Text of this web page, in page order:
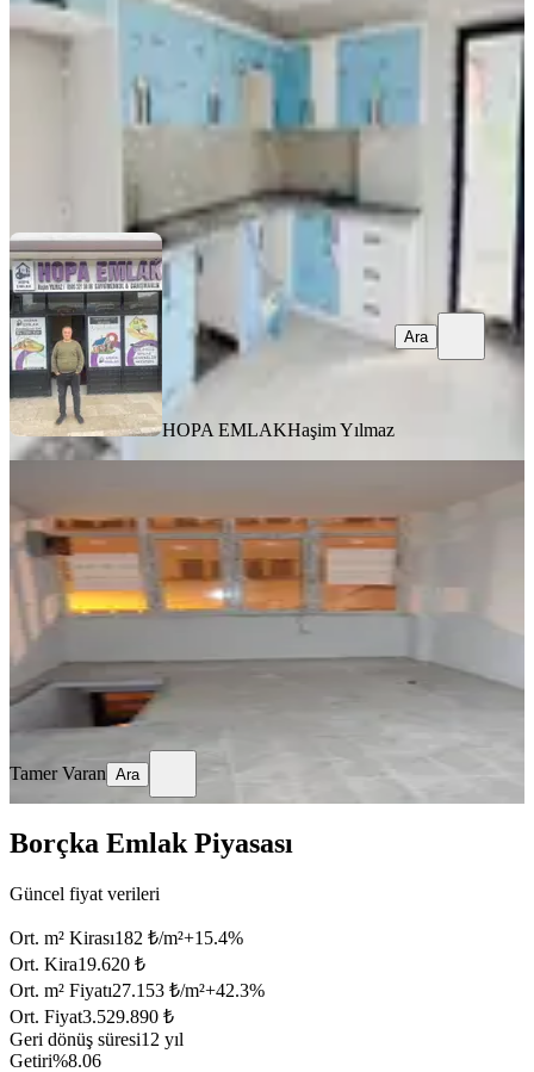
3+1·115 m² ·1. Kat·06.08.2026
20.000 ₺
HOPA EMLAKHaşim Yılmaz
Ara
Merkez, Çarşı Mahallesi
Stüdyo·15 m²·1. Kat·04.06.2026
Tamer Varan
Ara
Tamer Varan Ara
Borçka Emlak Piyasası
Güncel fiyat verileri
Ort. m² Kirası182 ₺/m²+15.4%
Ort. Kira19.620 ₺
Ort. m² Fiyatı27.153 ₺/m²+42.3%
Ort. Fiyat3.529.890 ₺
Geri dönüş süresi12 yıl
Getiri%8.06